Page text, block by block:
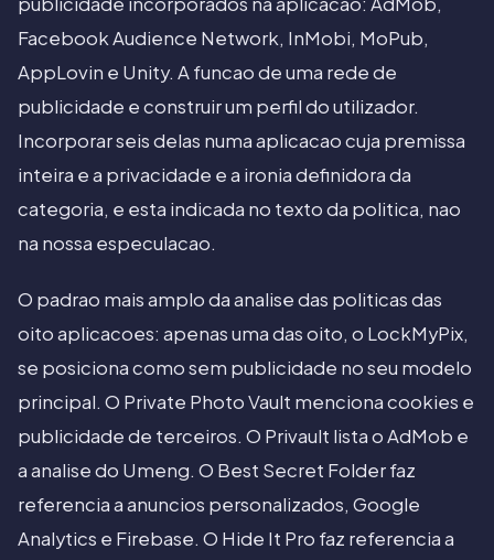
Facebook Audience Network, InMobi, MoPub,
AppLovin e Unity. A funcao de uma rede de
publicidade e construir um perfil do utilizador.
Incorporar seis delas numa aplicacao cuja premissa
inteira e a privacidade e a ironia definidora da
categoria, e esta indicada no texto da politica, nao
na nossa especulacao.
O padrao mais amplo da analise das politicas das
oito aplicacoes: apenas uma das oito, o LockMyPix,
se posiciona como sem publicidade no seu modelo
principal. O Private Photo Vault menciona cookies e
publicidade de terceiros. O Privault lista o AdMob e
a analise do Umeng. O Best Secret Folder faz
referencia a anuncios personalizados, Google
Analytics e Firebase. O Hide It Pro faz referencia a